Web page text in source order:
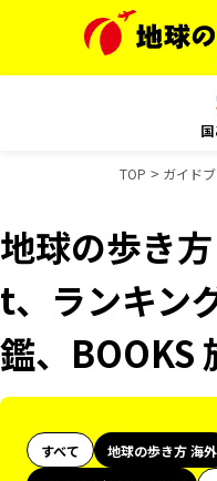
TOP ガイド
地球の歩き
t、ランキン
鑑、BOOKS
すべて 地球の歩き方 海外